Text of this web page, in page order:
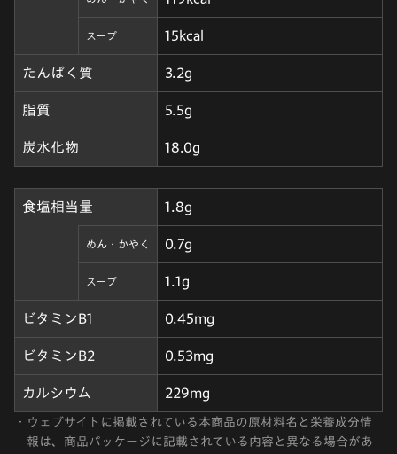
スープ 15kcal
たんぱく質 3.2g
脂質 5.5g
炭水化物 18.0g
食塩相当量 1.8g
めん・かやく 0.7g
スープ 1.1g
ビタミンB1 0.45mg
ビタミンB2 0.53mg
カルシウム 229mg
・ ウェブサイトに掲載されている本商品の原材料名と栄養成分情
報は、商品パッケージに記載されている内容と異なる場合があ